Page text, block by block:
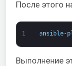
После этого
1 ansible-
Выполнение